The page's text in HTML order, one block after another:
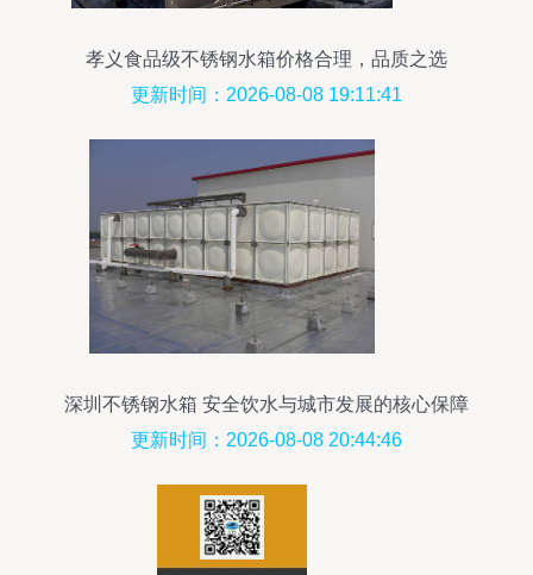
孝义食品级不锈钢水箱价格合理，品质之选
更新时间：2026-08-08 19:11:41
深圳不锈钢水箱 安全饮水与城市发展的核心保障
更新时间：2026-08-08 20:44:46